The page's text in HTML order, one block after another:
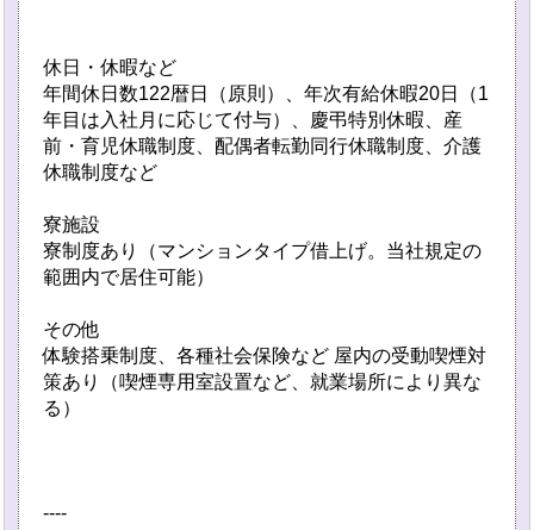
休日・休暇など
年間休日数122暦日（原則）、年次有給休暇20日（1
年目は入社月に応じて付与）、慶弔特別休暇、産
前・育児休職制度、配偶者転勤同行休職制度、介護
休職制度など
寮施設
寮制度あり（マンションタイプ借上げ。当社規定の
範囲内で居住可能）
その他
体験搭乗制度、各種社会保険など 屋内の受動喫煙対
策あり（喫煙専用室設置など、就業場所により異な
る）
----